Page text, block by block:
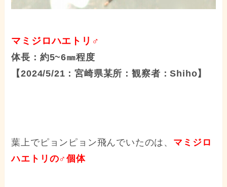
マミジロハエトリ♂
体長：約5~6㎜程度
【2024/5/21：宮崎県某所：観察者：Shiho】
葉上でピョンピョン飛んでいたのは、 マミジロ
ハエトリの♂個体